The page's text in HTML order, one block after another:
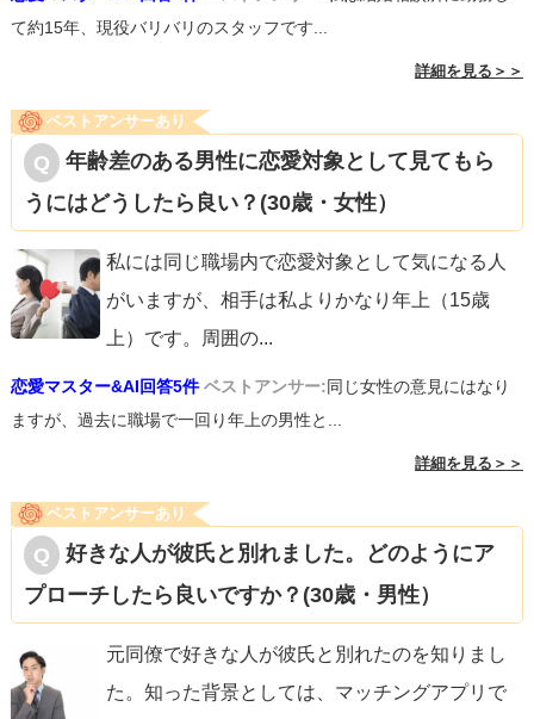
て約15年、現役バリバリのスタッフです...
詳細を見る＞＞
ベストアンサーあり
年齢差のある男性に恋愛対象として見てもら
うにはどうしたら良い？(30歳・女性）
私には同じ職場内で恋愛対象として気になる人
がいますが、相手は私よりかなり年上（15歳
上）です。周囲の...
恋愛マスター&AI回答5件 ベストアンサー:同じ女性の意見にはなり
ますが、過去に職場で一回り年上の男性と...
詳細を見る＞＞
ベストアンサーあり
好きな人が彼氏と別れました。どのようにア
プローチしたら良いですか？(30歳・男性）
元同僚で好きな人が彼氏と別れたのを知りまし
た。知った背景としては、マッチングアプリで